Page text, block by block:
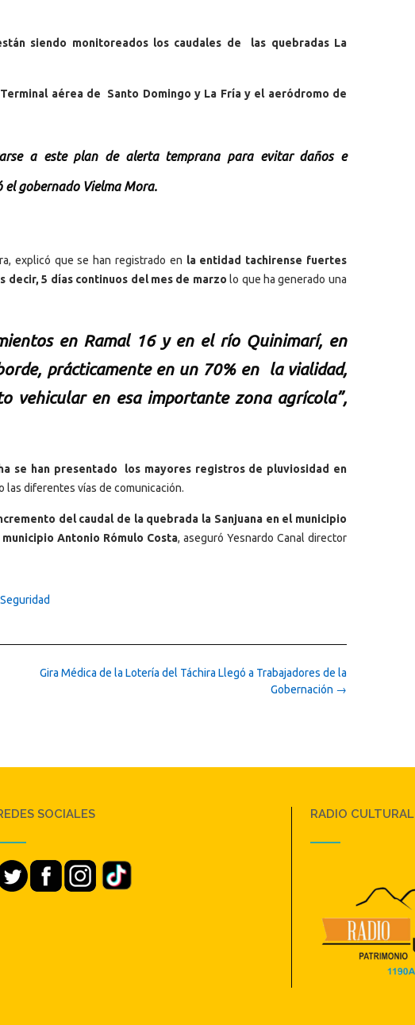
siendo monitoreados los caudales de las quebradas La
Terminal aérea de Santo Domingo y La Fría y el aeródromo de
a este plan de alerta temprana para evitar daños e
el gobernado Vielma Mora.
explicó que se han registrado en la entidad tachirense fuertes
decir, 5 días continuos del mes de marzo lo que ha generado una
en Ramal 16 y en el río Quinimarí, en
prácticamente en un 70% en la vialidad,
vehicular en esa importante zona agrícola”,
se han presentado los mayores registros de pluviosidad en
las diferentes vías de comunicación.
del caudal de la quebrada la Sanjuana en el municipio
Antonio Rómulo Costa, aseguró Yesnardo Canal director
Seguridad
Gira Médica de la Lotería del Táchira Llegó a Trabajadores de la
Gobernación →
SOCIALES RADIO CULTURAL